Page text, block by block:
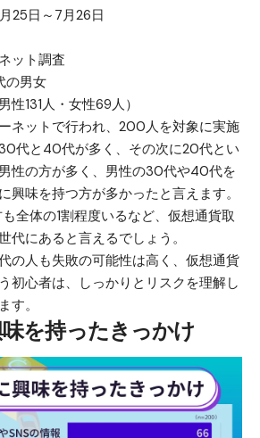
25日～7月26日
ット調査
の男女
131人・女性69人）
ネットで行われ、200人を対象に実施
代と40代が多く、その次に20代とい
性の方が多く、男性の30代や40代を
興味を持つ方が多かったと言えます。
全体の1割程度いるなど、仮想通貨取
代にあると言えるでしょう。
の人も失敗の可能性は高く、仮想通貨
初心者は、しっかりとリスクを理解し
す。
を持ったきっかけ